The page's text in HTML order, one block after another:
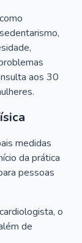
aos 30
medidas
da prática
pessoas
o
de